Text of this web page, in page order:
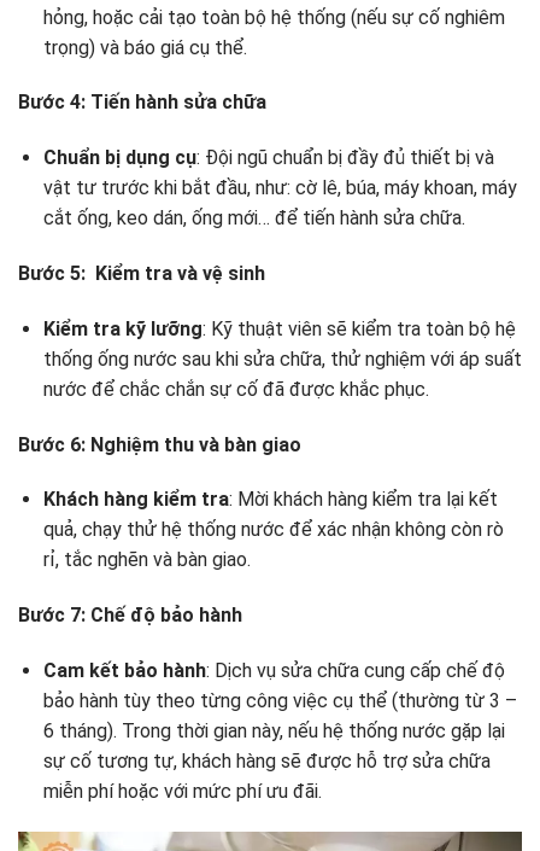
hỏng, hoặc cải tạo toàn bộ hệ thống (nếu sự cố nghiêm
trọng) và báo giá cụ thể.
Bước 4: Tiến hành sửa chữa
Chuẩn bị dụng cụ: Đội ngũ chuẩn bị đầy đủ thiết bị và
vật tư trước khi bắt đầu, như: cờ lê, búa, máy khoan, máy
cắt ống, keo dán, ống mới… để tiến hành sửa chữa.
Bước 5: Kiểm tra và vệ sinh
Kiểm tra kỹ lưỡng: Kỹ thuật viên sẽ kiểm tra toàn bộ hệ
thống ống nước sau khi sửa chữa, thử nghiệm với áp suất
nước để chắc chắn sự cố đã được khắc phục.
Bước 6: Nghiệm thu và bàn giao
Khách hàng kiểm tra: Mời khách hàng kiểm tra lại kết
quả, chạy thử hệ thống nước để xác nhận không còn rò
rỉ, tắc nghẽn và bàn giao.
Bước 7: Chế độ bảo hành
Cam kết bảo hành: Dịch vụ sửa chữa cung cấp chế độ
bảo hành tùy theo từng công việc cụ thể (thường từ 3 –
6 tháng). Trong thời gian này, nếu hệ thống nước gặp lại
sự cố tương tự, khách hàng sẽ được hỗ trợ sửa chữa
miễn phí hoặc với mức phí ưu đãi.